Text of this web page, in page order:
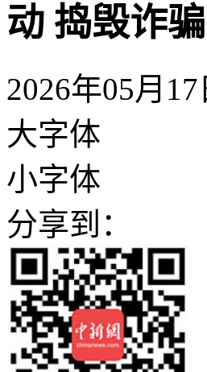
动 捣毁诈
2026年05月
大字体
小字体
分享到：